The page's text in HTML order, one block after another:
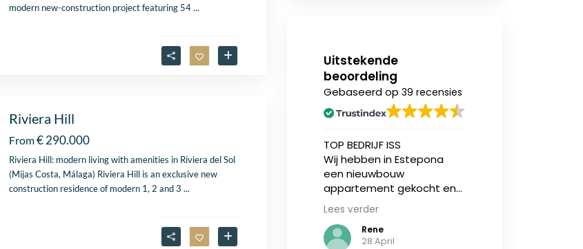
modern new-construction project featuring 54...
Riviera Hill
From€ 290.000
Riviera Hill: modern living with amenities in Riviera del Sol
(Mijas Costa, Málaga) Riviera Hill is an exclusive new
construction residence of modern 1, 2 and 3 ...
Uitstekende
beoordeling
Gebaseerd op 39 recensies
begeleiding
Zeer goede service en
uitstekende samenwerking.
in kaart te brengen. Dankzij
Stijn, mijn
Fien
28 April
TOP BEDRIJF ISS
Wij hebben in Estepona
een nieuwbouw
appartement gekocht en
zijn geholpen door Jasper
en makelaar Stijn vd Kelen
van IIS, zij zijn zeer
gedreven en eerlijke
Lees verder
Rene
28 April